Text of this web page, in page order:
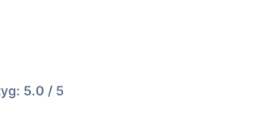
5.0 / 5